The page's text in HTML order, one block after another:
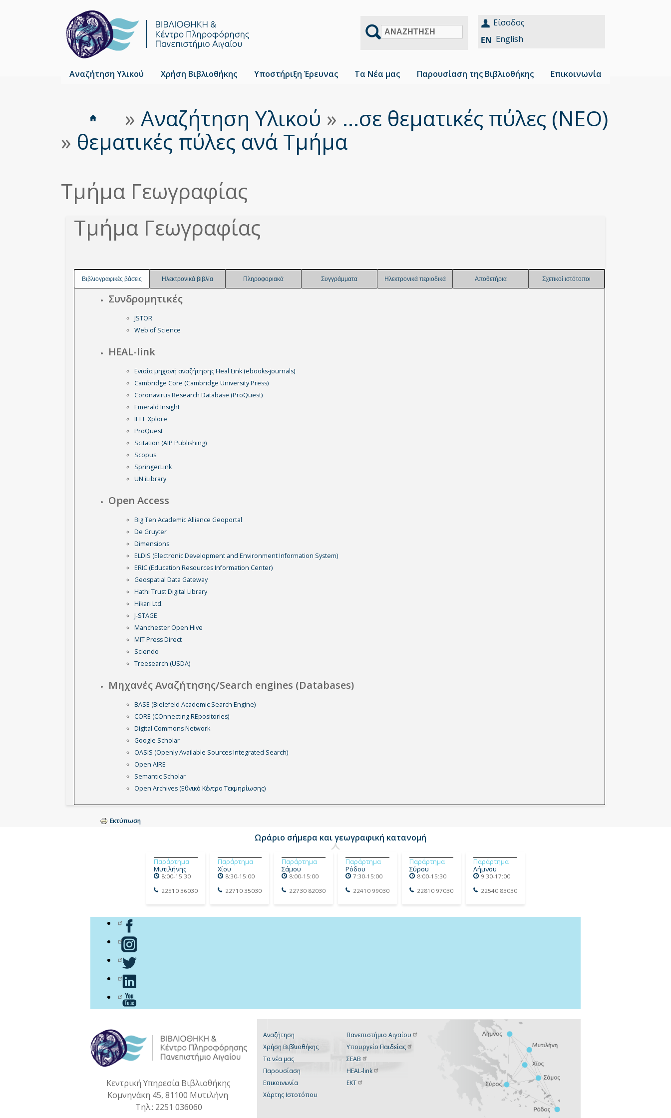
Αναζήτηση
Είσοδος
English
Αναζήτηση Υλικού Χρήση Βιβλιοθήκης Υποστήριξη Έρευνας Τα Νέα μας Παρουσίαση της Βιβλιοθήκης Επικοινωνία
Breadcrumbs
Είστε
εδώ
Αρχική» Αναζήτηση Υλικού » ...σε θεματικές πύλες (ΝΕΟ)
» θεματικές πύλες ανά Τμήμα
Τμήμα Γεωγραφίας
Τμήμα Γεωγραφίας
Βιβλιογραφικές βάσεις Ηλεκτρονικά βιβλία Πληροφοριακά Συγγράμματα Ηλεκτρονικά περιοδικά Αποθετήρια Σχετικοί ιστότοποι
Συνδρομητικές
JSTOR
Web of Science
HEAL-link
Ενιαία μηχανή αναζήτησης Heal Link (ebooks-journals)
Cambridge Core (Cambridge University Press)
Coronavirus Research Database (ProQuest)
Emerald Insight
IEEE Xplore
ProQuest
Scitation (AIP Publishing)
Scopus
SpringerLink
UN iLibrary
Open Access
Big Ten Academic Alliance Geoportal
De Gruyter
Dimensions
ELDIS (Electronic Development and Environment Information System)
ERIC (Education Resources Information Center)
Geospatial Data Gateway
Hathi Trust Digital Library
Hikari Ltd.
J-STAGE
Manchester Open Hive
MIT Press Direct
Sciendo
Treesearch (USDA)
Μηχανές Αναζήτησης/Search engines (Databases)
BASE (Bielefeld Academic Search Engine)
CORE (COnnecting REpositories)
Digital Commons Network
Google Scholar
OASIS (Openly Available Sources Integrated Search)
Open AIRE
Semantic Scholar
Open Archives (Εθνικό Κέντρο Τεκμηρίωσης)
Εκτύπωση
Ωράριο σήμερα και γεωγραφική κατανομή
Παράρτημα
Μυτιλήνης
8:00-15:30
22510 36030
Παράρτημα
Χίου
8:30-15:00
22710 35030
Παράρτημα
Σάμου
8:00-15:00
22730 82030
Παράρτημα
Ρόδου
7:30-15:00
22410 99030
Παράρτημα
Σύρου
8:00-15:30
22810 97030
Παράρτημα
Λήμνου
9:30-17:00
22540 83030
Κεντρική Υπηρεσία Βιβλιοθήκης
Κομνηνάκη 45, 81100 Μυτιλήνη
Τηλ.: 2251 036060
Αναζήτηση
Χρήση Βιβλιοθήκης
Τα νέα μας
Παρουσίαση
Επικοινωνία
Χάρτης Ιστοτόπου
Πανεπιστήμιο Αιγαίου
Υπουργείο Παιδείας
ΣΕΑΒ
HEAL-link
ΕΚΤ